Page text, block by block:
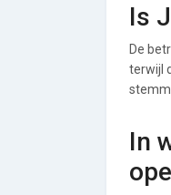
Is
De
terwijl
In